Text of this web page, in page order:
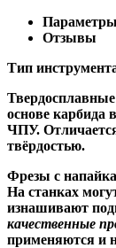
Параметры
Отзывы
Тип
основе карбида
ЧПУ.
твёрдостью.
Фрезы с
На станках
изнашивают
качественные
применяются и